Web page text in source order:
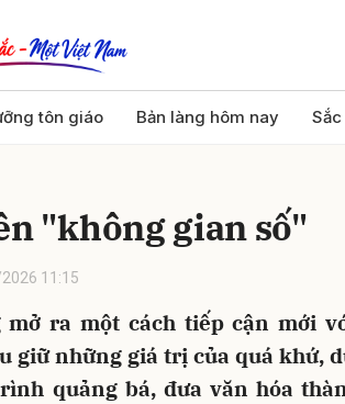
tôn giáo Bản làng hôm nay
"không gian số"
11:15
mở ra một cách tiếp cận mới
giữ những giá trị của quá khứ,
quảng bá, đưa văn hóa
Gửi bình luận